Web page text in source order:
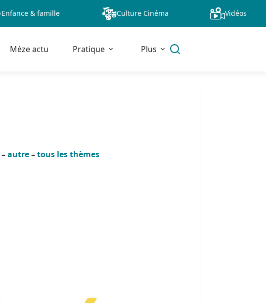
Enfance & famille Culture Cinéma Vidéos
Mèze actu Pratique Plus
–autre–tous les thèmes